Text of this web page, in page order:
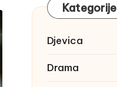
Kategorije
Djevica
Drama